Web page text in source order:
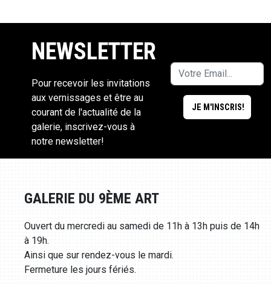
NEWSLETTER
Pour recevoir les invitations
aux vernissages et être au
courant de l'actualité de la
galerie, inscrivez-vous à
notre newsletter!
GALERIE DU 9ÈME ART
Ouvert du mercredi au samedi de 11h à 13h puis de 14h
à 19h.
Ainsi que sur rendez-vous le mardi.
Fermeture les jours fériés.